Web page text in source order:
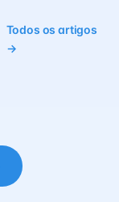
Todos os artigos
→